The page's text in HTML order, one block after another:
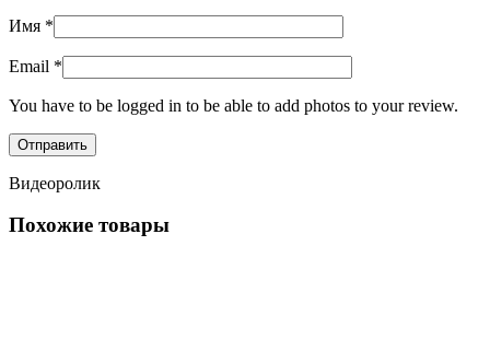
Имя *
Email *
You have to be logged in to be able to add photos to your review.
Видеоролик
Похожие товары